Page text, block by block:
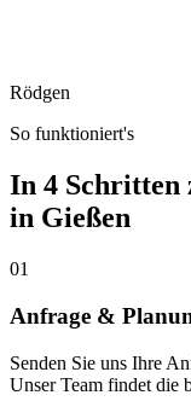
Rödgen
So funktioniert's
In 4 Schritten
in Gießen
01
Anfrage &
Senden Sie uns Ihre
Unser Team findet die